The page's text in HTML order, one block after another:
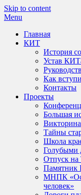
Skip to content
Menu
Главная
КИТ
История
Устав
Как
Контакты
Проекты
Большая
Тайны
Школа
Голубыми
Отпуск
Памятник
МНПК
человек»